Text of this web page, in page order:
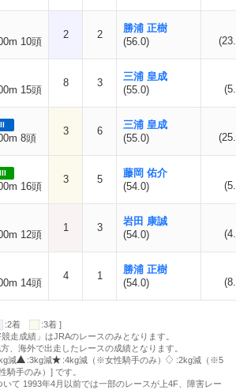
10頭
2 2
勝浦 正樹
(56.0)
15頭
8 3
三浦 皇成
(55.0)
8頭
3 6
三浦 皇成
(55.0)
16頭
3 5
藤岡 佑介
(54.0)
12頭
1 3
岩田 康誠
(54.0)
14頭
4 1
勝浦 正樹
(54.0)
:2着
:3着 ]
走成績」はJRAのレースのみとなります。
、海外で出走したレースの成績となります。
減 :3kg減 :4kg減（※女性騎手のみ）
:2kg減（※5
騎手のみ）] です。
て 1993年4月以前では一部のレースが上4F、障害レー